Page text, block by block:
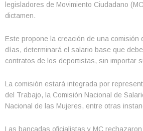
legisladores de Movimiento Ciudadano
dictamen.
Este propone la creación de una comisión
días, determinará el salario base que
contratos de los deportistas, sin importar
La comisión estará integrada por
del Trabajo, la Comisión Nacional de
Nacional de las Mujeres, entre otras
Las bancadas oficialistas y MC